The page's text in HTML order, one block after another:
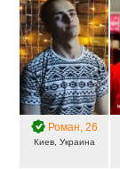
Роман, 26
Киев, Украина